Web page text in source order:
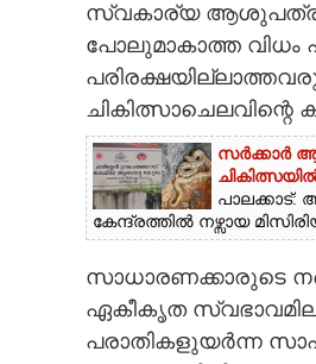
സ്വകാര്യ
പോലുമാകാത്ത വിധം
ചികിത്സാചെലവിന്റെ
സർക്കാർ
പാലക്കാട്:
കേന്ദ്രത്തിൽ നഴ്സായ
സാധാരണക്കാരുടെ
ഏകീകൃത
പരാതികളുയർന്ന